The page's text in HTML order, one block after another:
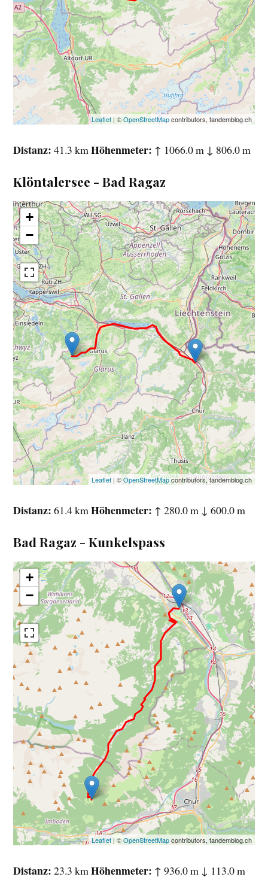
Leaflet| ©OpenStreetMapcontributors, tandemblog.ch
Distanz 41.3 kmHöhenmeter ↑ 1066.0 m ↓ 806.0 m
Klöntalersee - Bad Ragaz
+
−
Leaflet| ©OpenStreetMapcontributors, tandemblog.ch
Distanz 61.4 kmHöhenmeter ↑ 280.0 m ↓ 600.0 m
Bad Ragaz - Kunkelspass
+
−
Leaflet| ©OpenStreetMapcontributors, tandemblog.ch
Distanz 23.3 kmHöhenmeter ↑ 936.0 m ↓ 113.0 m